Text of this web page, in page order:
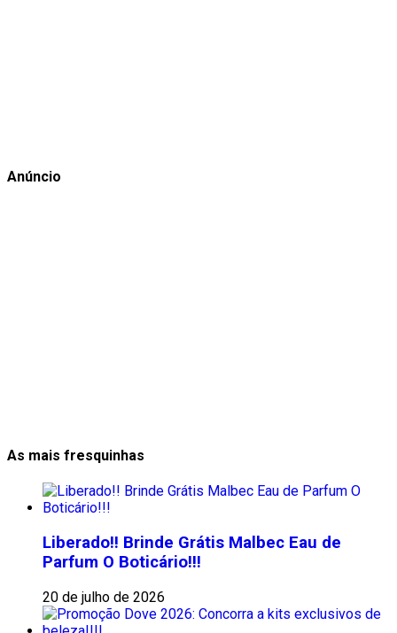
Anúncio
As mais fresquinhas
Liberado!! Brinde Grátis Malbec Eau de
Parfum O Boticário!!!
20 de julho de 2026